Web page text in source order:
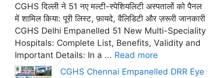
CGHS दिल्ली ने 51 नए मल्टी-स्पेशियलिटी अस्पतालों को पैनल
में शामिल किया: पूरी लिस्ट, फ़ायदे, वैलिडिटी और ज़रूरी जानकारी
CGHS Delhi Empanelled 51 New Multi-Speciality
Hospitals: Complete List, Benefits, Validity and
Important Details: In a ... Read more
CGHS Chennai Empanelled DRR Eye